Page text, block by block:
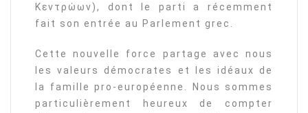
Κεντρώων), dont le parti a récemment
fait son entrée au Parlement grec.
Cette nouvelle force partage avec nous
les valeurs démocrates et les idéaux de
la famille pro-européenne. Nous sommes
particulièrement heureux de compter